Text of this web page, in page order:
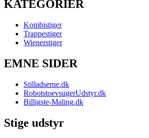
KATEGORIER
Kombistiger
Trappestiger
Wienerstiger
EMNE SIDER
Stilladserne.dk
RobotstoevsugerUdstyr.dk
Billigste-Maling.dk
Stige udstyr